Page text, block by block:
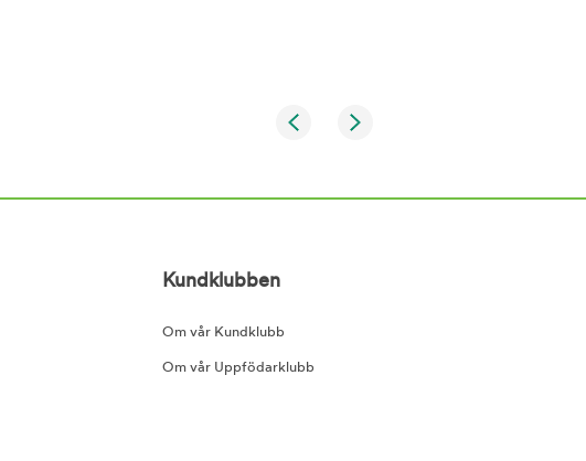
Kundklubben
Om vår Kundklubb
Om vår Uppfödarklubb